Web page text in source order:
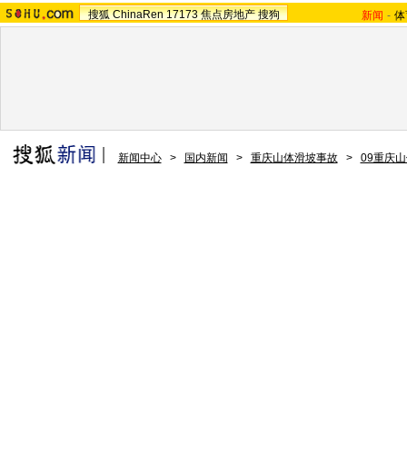
搜狐 ChinaRen 17173 焦点房地产 搜狗 新闻 -
新闻中心 > 国内新闻 > 重庆山体滑坡事故 > 09重庆